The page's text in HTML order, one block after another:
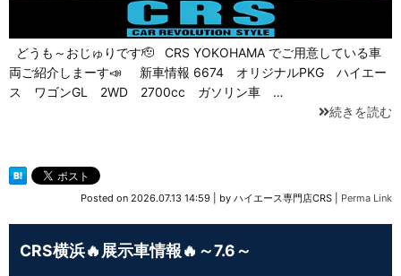
どうも～おじゅりです🫡 CRS YOKOHAMA でご用意している車
両ご紹介しまーす📣 新車情報 6674 オリジナルPKG ハイエー
ス ワゴンGL 2WD 2700cc ガソリン車 …
続きを読む
Posted on 2026.07.13 14:59 by ハイエース専門店CRS Perma Link
CRS横浜🔥展示車情報🔥～7.6～